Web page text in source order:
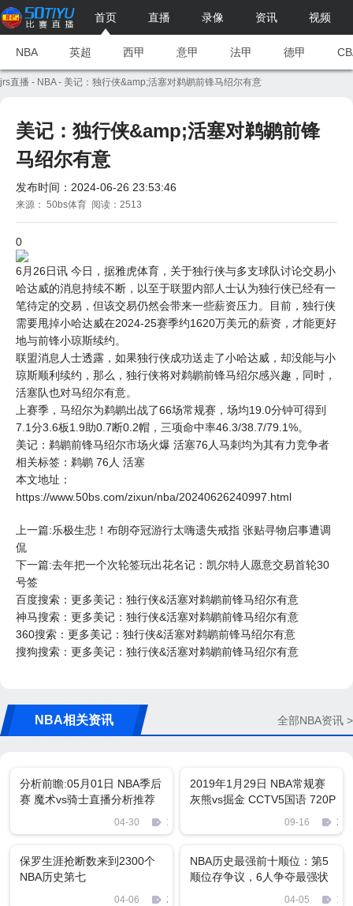
首页 直播 录像 资讯 视频
NBA 英超 西甲 意甲 法甲 德甲
jrs直播 - NBA- 美记：独行侠&amp;活塞对鹈鹕前锋马绍尔有意
美记：独行侠&amp;活塞对鹈鹕前锋
马绍尔有意
发布时间：2024-06-26 23:53:46
来源： 50bs体育 阅读：2513
0
6月26日讯 今日，据雅虎体育，关于独行侠与多支球队讨论交易小
哈达威的消息持续不断，以至于联盟内部人士认为独行侠已经有一
笔待定的交易，但该交易仍然会带来一些薪资压力。目前，独行侠
需要甩掉小哈达威在2024-25赛季约1620万美元的薪资，才能更好
地与前锋小琼斯续约。
联盟消息人士透露，如果独行侠成功送走了小哈达威，却没能与小
琼斯顺利续约，那么，独行侠将对鹈鹕前锋马绍尔感兴趣，同时，
活塞队也对马绍尔有意。
上赛季，马绍尔为鹈鹕出战了66场常规赛，场均19.0分钟可得到
7.1分3.6板1.9助0.7断0.2帽，三项命中率46.3/38.7/79.1%。
美记：鹈鹕前锋马绍尔市场火爆 活塞76人马刺均为其有力竞争者
相关标签： 鹈鹕 76人 活塞
本文地址：
https://www.50bs.com/zixun/nba/20240626240997.html
上一篇:乐极生悲！布朗夺冠游行太嗨遗失戒指 张贴寻物启事遭调
侃
下一篇:去年把一个次轮签玩出花名记：凯尔特人愿意交易首轮30
号签
百度搜索：更多美记：独行侠&活塞对鹈鹕前锋马绍尔有意
神马搜索：更多美记：独行侠&活塞对鹈鹕前锋马绍尔有意
360搜索：更多美记：独行侠&活塞对鹈鹕前锋马绍尔有意
搜狗搜索：更多美记：独行侠&活塞对鹈鹕前锋马绍尔有意
NBA相关资讯 全部NBA资讯 >
分析前瞻:05月01日 NBA季后
赛 魔术vs骑士直播分析推荐
04-30 1887
2019年1月29日 NBA常规赛
灰熊vs掘金 CCTV5国语 720P
09-16
保罗生涯抢断数来到2300个
NBA历史第七
04-06 2899
NBA历史最强前十顺位：第5
顺位存争议，6人争夺最强状
04-05